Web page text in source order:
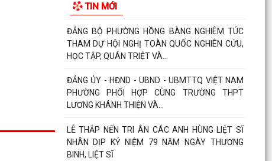
TIN MỚI
THÁNG ĐẦU NĂM 2026
ĐẢNG BỘ PHƯỜNG HỒNG BÀNG NGHIÊM TÚC
THAM DỰ HỘI NGHỊ TOÀN QUỐC NGHIÊN CỨU,
HỌC TẬP, QUÁN TRIỆT VÀ...
ĐẢNG ỦY - HĐND - UBND - UBMTTQ VIỆT NAM
PHƯỜNG PHỐI HỢP CÙNG TRƯỜNG THPT
LƯƠNG KHÁNH THIỆN VÀ...
LỄ THẮP NẾN TRI ÂN CÁC ANH HÙNG LIỆT SĨ
NHÂN DỊP KỶ NIỆM 79 NĂM NGÀY THƯƠNG
BINH, LIỆT SĨ